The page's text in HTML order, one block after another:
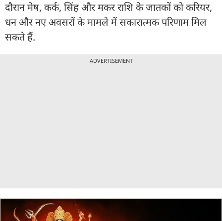
दौरान मेष, कर्क, सिंह और मकर राशि के जातकों को करियर,
धन और नए अवसरों के मामले में सकारात्मक परिणाम मिल
सकते हैं.
ADVERTISEMENT